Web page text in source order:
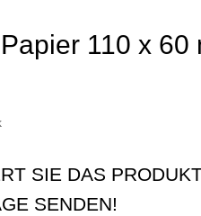
110 x 60
SIE DAS
SENDEN!